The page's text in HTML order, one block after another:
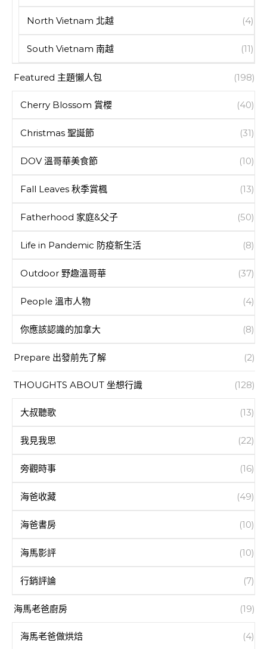
North Vietnam 北越 (4)
South Vietnam 南越 (11)
Featured 主題懶人包 (198)
Cherry Blossom 賞櫻 (40)
Christmas 聖誕節 (31)
DOV 溫哥華美食節 (10)
Fall Leaves 秋季賞楓 (13)
Fatherhood 家庭&父子 (50)
Life in Pandemic 防疫新生活 (8)
Outdoor 野趣溫哥華 (37)
People 溫市人物 (4)
你應該認識的加拿大 (8)
Prepare 出發前先了解 (2)
THOUGHTS ABOUT 坐想行識 (128)
大叔聽歌 (13)
我見我思 (22)
旁觀時事 (16)
海爸收藏 (49)
海爸書房 (10)
海馬影評 (10)
行銷評論 (7)
海馬老爸廚房 (19)
海馬老爸做烘焙 (4)